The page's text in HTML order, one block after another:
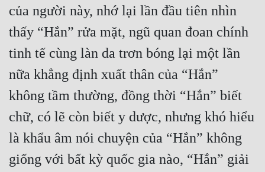
của người này, nhớ lại lần đầu tiên nhìn
thấy “Hắn” rửa mặt, ngũ quan đoan chính
tinh tế cùng làn da trơn bóng lại một lần
nữa khẳng định xuất thân của “Hắn”
không tầm thường, đồng thời “Hắn” biết
chữ, có lẽ còn biết y dược, nhưng khó hiểu
là khẩu âm nói chuyện của “Hắn” không
giống với bất kỳ quốc gia nào, “Hắn” giải